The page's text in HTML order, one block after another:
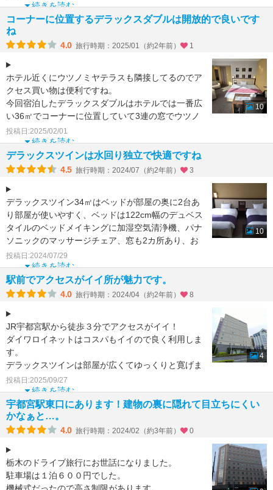
続きを読む
コーナーに位置するデラックスダブルは開放的で良いです
ね
4.0 旅行時期：2025/01（約2年前） 1
ホテル近くにウツノミヤテラスも隣接してるのでア
クセス買い物は便利ですね。
今回宿泊したデラックスダブルはホテルでは一番広
い36㎡でコーナーに位置していて3連の窓でウツノ
ミヤテラスの屋上庭園に宇都宮の
続きを読む
投稿日:2025/02/01
10
デラックスツインは水回り独立で快適ですね
4.5 旅行時期：2024/07（約2年前） 3
デラックスツイン34㎡はベッドが部屋の奥に2台あ
り部屋が使いやすく、ベッドは122cm幅のデュベス
タイルのベッドメイキングに加湿空気清浄機、パナ
ソニックのマッサージチェア、窓も2カ所あり、お
風呂、洗面
続きを読む
投稿日:2024/07/29
10
駅前でアクセスがイイ所が魅力です。
4.0 旅行時期：2024/04（約2年前） 8
JR宇都宮駅から徒歩３分でアクセスがイイ！
ダイワロイネットはコスパもイイので良く利用しま
す。
デラックスツインは部屋が広くてゆっくりと寛げま
した。
ベッドも大きくぐっすり眠れました。
洗い場
続きを読む
投稿日:2025/09/27
4
宇都宮駅東口にあります！建物の裏に隠れて目立ちにくい
かなぁと…。
4.0 旅行時期：2024/02（約3年前） 0
栃木のドライブ旅行にお世話になりました。
駐車場は１泊６００円でした。